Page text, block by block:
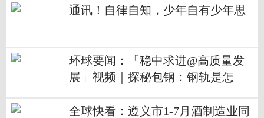
通讯！自律自知，少年自有少年思
环球要闻：「稳中求进@高质量发
展」视频｜探秘包钢：钢轨是怎
全球快看：遵义市1-7月酒制造业同